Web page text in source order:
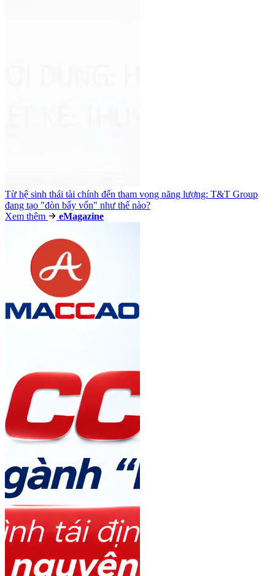
Từ hệ sinh thái tài chính đến tham vọng năng lượng: T&T Group
đang tạo "đòn bẩy vốn" như thế nào?
Xem thêm
eMagazine